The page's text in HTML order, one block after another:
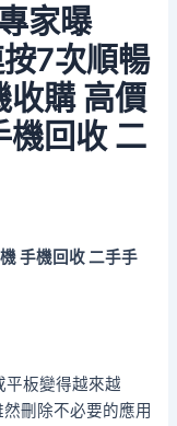
家曝
按7次順暢
收購 高價
機回收 二
手機回收 二手手
平板變得越來越
刪除不必要的應用